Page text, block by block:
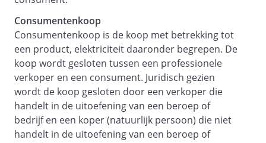
werkelijk bestede uren is afgesproken,
wordt voor de dienstverlening een
richtprijs afgesproken, waarbij
dienstverlener gerechtigd is om hier
tot 10% vanaf te afwijken. Indien de
richtprijs meer dan 10% hoger uit gaat
vallen, dient dienstverlener
opdrachtgever tijdig te laten weten
waarom een hogere prijs
gerechtvaardigd is. Opdrachtgever
Consumentenkoop
Consumentenkoop is de koop met betrekking tot
een product, elektriciteit daaronder begrepen. De
koop wordt gesloten tussen een professionele
verkoper en een consument. Juridisch gezien
wordt de koop gesloten door een verkoper die
handelt in de uitoefening van een beroep of
bedrijf en een koper (natuurlijk persoon) die niet
handelt in de uitoefening van een beroep of